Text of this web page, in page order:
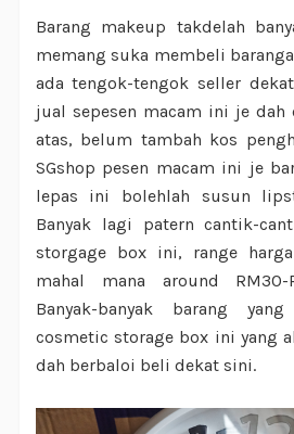
Barang makeup takdelah
memang suka membeli
ada tengok-tengok seller
jual sepesen macam ini je dah
atas, belum tambah kos
SGshop pesen macam ini je
lepas ini bolehlah susun
Banyak lagi patern cantik-
storgage box ini, range
mahal mana around
Banyak-banyak barang
cosmetic storage box ini yang
dah berbaloi beli dekat sini.